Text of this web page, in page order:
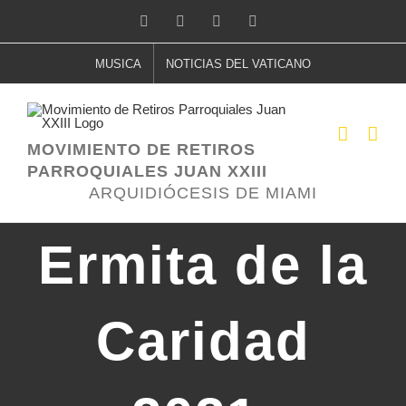
al
FacebookTwitter YouTube
MUSICA NOTICIAS DEL VATICANO
MOVIMIENTO DE RETIROS
PARROQUIALES JUAN XXIII
ARQUIDIÓCESIS DE MIAMI
Ermita de la
Caridad